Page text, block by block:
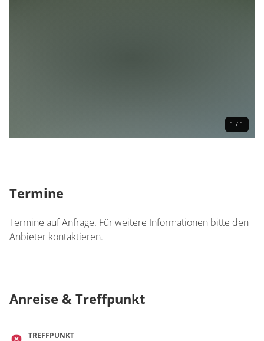
1 / 1
Termine
Termine auf Anfrage. Für weitere Informationen bitte den
Anbieter kontaktieren.
Anreise & Treffpunkt
TREFFPUNKT